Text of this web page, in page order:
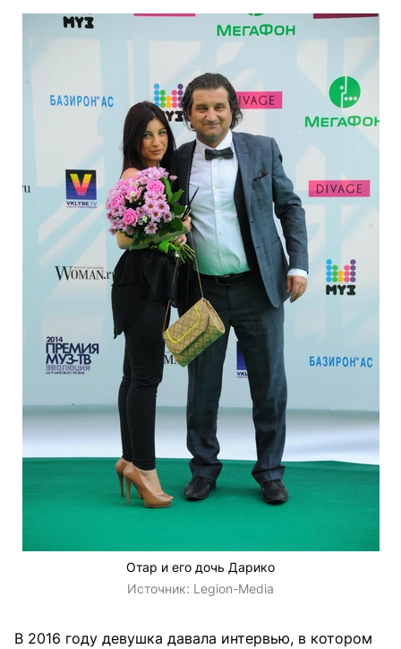
Отар и его дочь Дарико
Источник: Legion-Media
В 2016 году девушка давала интервью, в котором